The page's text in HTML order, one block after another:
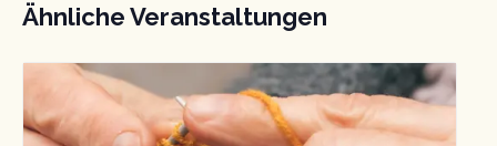
Ähnliche Veranstaltungen